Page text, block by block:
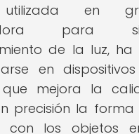
utilizada en
para
de la luz, ha
en
mejora la
precisión la
con los objetos